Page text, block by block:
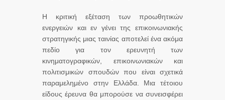
Η κριτική εξέταση των προωθητικών
ενεργειών και εν γένει της επικοινωνιακής
στρατηγικής μιας ταινίας αποτελεί ένα ακόμα
πεδίο για τον ερευνητή των
κινηματογραφικών, επικοινωνιακών και
πολιτισμικών σπουδών που είναι σχετικά
παραμελημένο στην Ελλάδα. Μια τέτοιου
είδους έρευνα θα μπορούσε να συνεισφέρει